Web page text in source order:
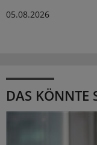
05.08.2026
DAS KÖNNTE